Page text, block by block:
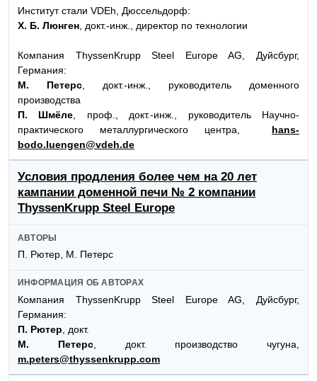
Институт стали VDEh, Дюссельдорф:
Х. Б. Люнген , докт.-инж., директор по технологии
Компания ThyssenKrupp Steel Europe AG, Дуйсбург,
Германия:
М. Петерс , докт.-инж., руководитель доменного
производства
П. Шмёле , проф., докт.-инж., руководитель Научно-
практического металлургического центра, hans-
bodo.luengen@vdeh.de
Условия продления более чем на 20 лет
кампании доменной печи № 2 компании
ThyssenKrupp Steel Europe
АВТОРЫ
П. Рютер, М. Петерс
ИНФОРМАЦИЯ ОБ АВТОРАХ
Компания ThyssenKrupp Steel Europe AG, Дуйсбург,
Германия:
П. Рютер , докт.
М. Петерс, докт. производство чугуна,
m.peters@thyssenkrupp.com